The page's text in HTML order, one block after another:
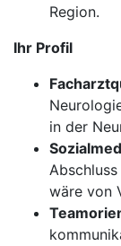
Region.
Ihr Profil
in der
wäre von